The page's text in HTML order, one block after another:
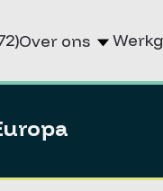
Over ons